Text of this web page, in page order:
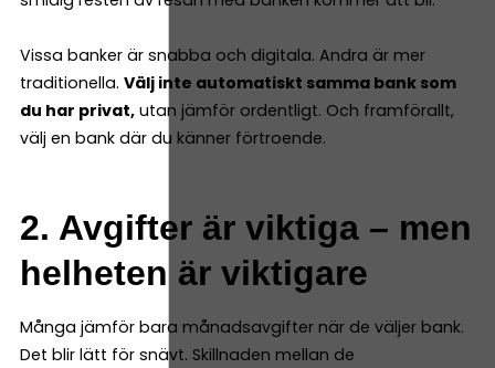
Vissa banker är snabba och digitala. Andra är mer
traditionella. Välj inte automatiskt samma bank som
du har privat, utan jämför ordentligt. Och framförallt,
välj en bank där du känner förtroende.
2. Avgifter är viktiga – men
helheten är viktigare
Många jämför bara månadsavgifter när de väljer bank.
Det blir lätt för snävt. Skillnaden mellan de